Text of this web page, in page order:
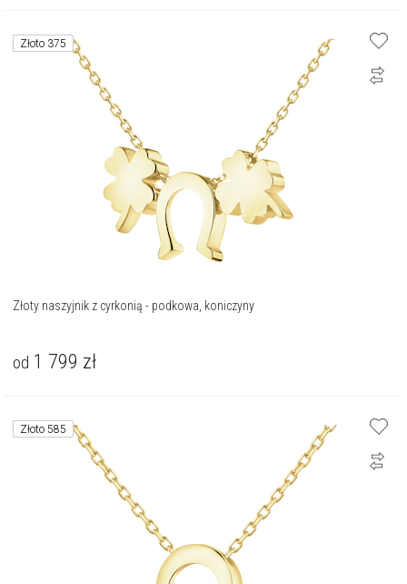
Złoto 375
Złoty naszyjnik z cyrkonią - podkowa, koniczyny
od 1 799 zł
Złoto 585